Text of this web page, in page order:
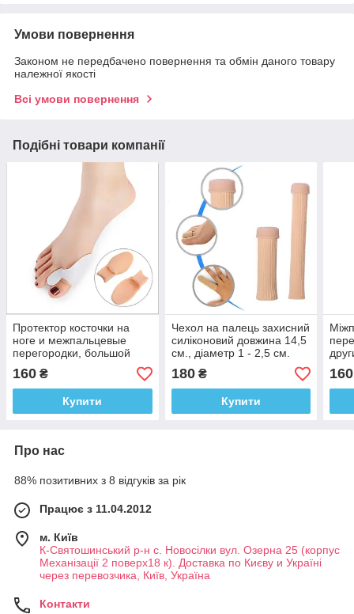
Умови повернення
Законом не передбачено повернення та обмін даного товару
належної якості
Всі умови повернення
Подібні товари компанії
Протектор косточки на
ноге и межпальцевые
перегородки, большой
палец на ноге (пара-2шт.).
160 ₴
Купити
Чехол на палець захисний
силіконовий довжина 14,5
см., діаметр 1 - 2,5 см.
180₴
Купити
160
Про нас
88% позитивних з 8 відгуків за рік
Працює з 11.04.2012
м. Київ
К-Святошинський р-н с. Новосілки вул. Озерна 25 (корпус
Механізації 2 поверх18 к). Доставка по Києву и Україні
через перевозчика, Київ, Україна
Контакти